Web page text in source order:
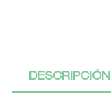
DESCRIPCIÓN